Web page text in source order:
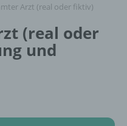
Arzt (real oder fiktiv)
(real oder
und